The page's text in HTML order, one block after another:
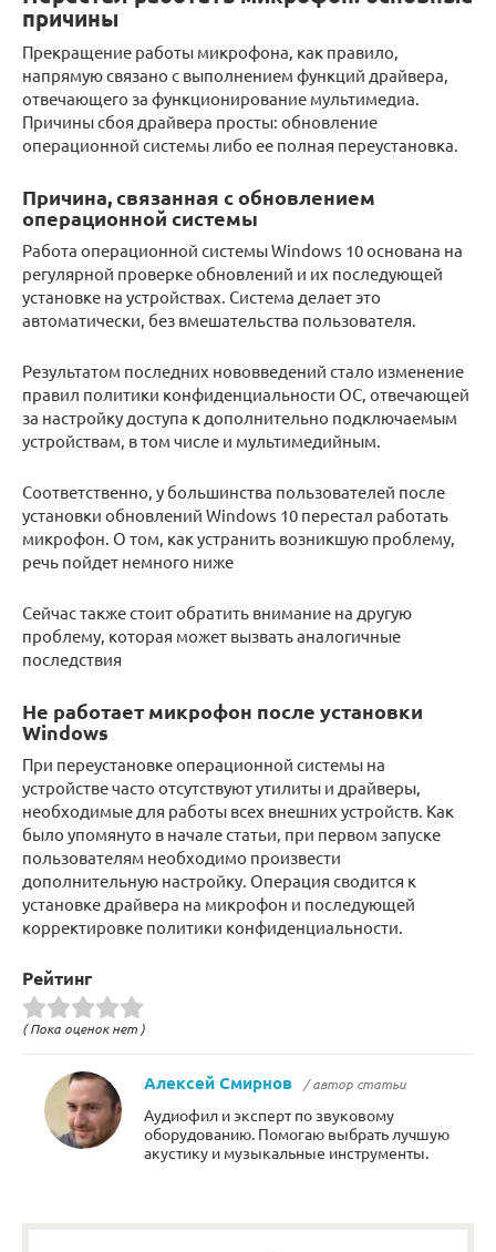
причины
Прекращение работы микрофона, как правило,
напрямую связано с выполнением функций драйвера,
отвечающего за функционирование мультимедиа.
Причины сбоя драйвера просты: обновление
операционной системы либо ее полная переустановка.
Причина, связанная с обновлением
операционной системы
Работа операционной системы Windows 10 основана на
регулярной проверке обновлений и их последующей
установке на устройствах. Система делает это
автоматически, без вмешательства пользователя.
Результатом последних нововведений стало изменение
правил политики конфиденциальности ОС, отвечающей
за настройку доступа к дополнительно подключаемым
устройствам, в том числе и мультимедийным.
Соответственно, у большинства пользователей после
установки обновлений Windows 10 перестал работать
микрофон. О том, как устранить возникшую проблему,
речь пойдет немного ниже
Сейчас также стоит обратить внимание на другую
проблему, которая может вызвать аналогичные
последствия
Не работает микрофон после установки
Windows
При переустановке операционной системы на
устройстве часто отсутствуют утилиты и драйверы,
необходимые для работы всех внешних устройств. Как
было упомянуто в начале статьи, при первом запуске
пользователям необходимо произвести
дополнительную настройку. Операция сводится к
установке драйвера на микрофон и последующей
корректировке политики конфиденциальности.
Рейтинг
( Пока оценок нет )
Алексей Смирнов / автор статьи
Аудиофил и эксперт по звуковому
оборудованию. Помогаю выбрать лучшую
акустику и музыкальные инструменты.